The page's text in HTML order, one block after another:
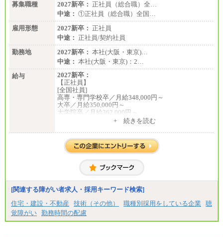
募集職種
2027新卒： 正社員（総合職）全…
中途： ①正社員（総合職）全国…
雇用形態
2027新卒： 正社員
中途： 正社員/契約社員
勤務地
2027新卒： 本社(大阪・東京)…
中途： 本社(大阪・東京)：2…
給与
2027新卒：
【正社員】
[全国社員]
高専・専門学校卒／月給348,000円～
大卒／月給350,000円～
大学院卒／月給362,000円～
[地域社員]月給295,000円～
【正社員】
[全国社員]月給348,000円～
[地域社員]月給295,000円～
【契約社員】月給200,000円～
+ 続きを読む
[関連する障がい者求人・採用キーワード検索]
住宅・建設・不動産
技術（その他） 職種別採用をしている企業
聴
覚障がい 勤務時間の配慮